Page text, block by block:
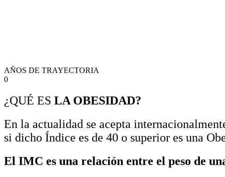
AÑOS DE TRAYECTORIA
0
¿QUÉ ES LA OBESIDAD?
En la actualidad se acepta
si dicho Índice es de 40 o superior es una
El IMC es una relación entre el peso de